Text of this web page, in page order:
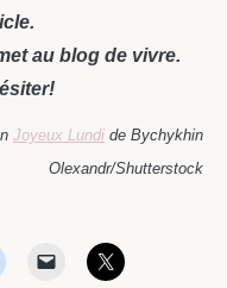
au blog de vivre.
Joyeux Lundi de Bychykhin
Olexandr/Shutterstock